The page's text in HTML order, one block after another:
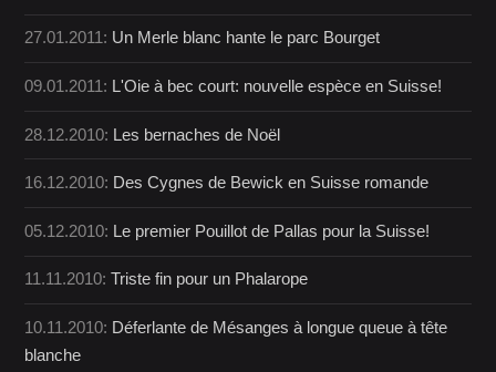
27.01.2011: Un Merle blanc hante le parc Bourget
09.01.2011: L'Oie à bec court: nouvelle espèce en Suisse!
28.12.2010: Les bernaches de Noël
16.12.2010: Des Cygnes de Bewick en Suisse romande
05.12.2010: Le premier Pouillot de Pallas pour la Suisse!
11.11.2010:Triste fin pour un Phalarope
10.11.2010: Déferlante de Mésanges à longue queue à tête
blanche